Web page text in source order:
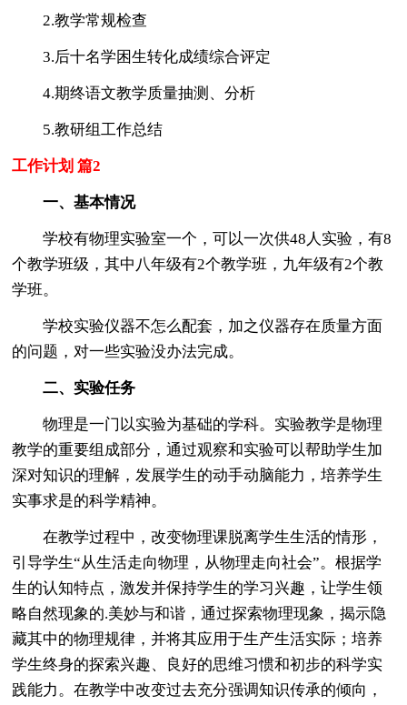
2.教学常规检查
3.后十名学困生转化成绩综合评定
4.期终语文教学质量抽测、分析
5.教研组工作总结
工作计划 篇2
一、基本情况
学校有物理实验室一个，可以一次供48人实验，有8
个教学班级，其中八年级有2个教学班，九年级有2个教
学班。
学校实验仪器不怎么配套，加之仪器存在质量方面
的问题，对一些实验没办法完成。
二、实验任务
物理是一门以实验为基础的学科。实验教学是物理
教学的重要组成部分，通过观察和实验可以帮助学生加
深对知识的理解，发展学生的动手动脑能力，培养学生
实事求是的科学精神。
在教学过程中，改变物理课脱离学生生活的情形，
引导学生“从生活走向物理，从物理走向社会”。根据学
生的认知特点，激发并保持学生的学习兴趣，让学生领
略自然现象的.美妙与和谐，通过探索物理现象，揭示隐
藏其中的物理规律，并将其应用于生产生活实际；培养
学生终身的探索兴趣、良好的思维习惯和初步的科学实
践能力。在教学中改变过去充分强调知识传承的倾向，